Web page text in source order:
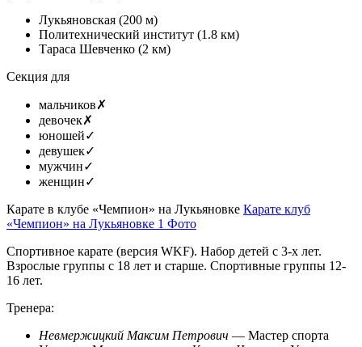
Лукьяновская (200 м)
Политехнический институт (1.8 км)
Тараса Шевченко (2 км)
Секция для
мальчиков✗
девочек✗
юношей✓
девушек✓
мужчин✓
женщин✓
Карате в клубе «Чемпион» на Лукьяновке Карате клуб
«Чемпион» на Лукьяновке 1 Фото
Спортивное карате (версия WKF). Набор детей с 3-х лет.
Взрослые группы с 18 лет и старше. Спортивные группы 12-
16 лет.
Тренера:
Невмержицкий Максим Петрович — Мастер спорта